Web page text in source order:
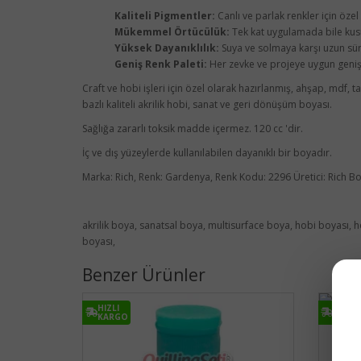
Kaliteli Pigmentler: Canlı ve parlak renkler için
Mükemmel Örtücülük: Tek kat uygulamada bile
Yüksek Dayanıklılık: Suya ve solmaya karşı uzun
Geniş Renk Paleti: Her zevke ve projeye uygun
Craft ve hobi işleri için özel olarak hazırlanmış, ahşap,
bazlı kaliteli akrilik hobi, sanat ve geri dönüşüm boyası.
Sağlığa zararlı toksik madde içermez. 120 cc 'dir.
İç ve dış yüzeylerde kullanılabilen dayanıklı bir boyadır.
Marka: Rich, Renk: Gardenya, Renk Kodu: 2296 Üretici: Rich
akrilik boya, sanatsal boya, multisurface boya, hobi boyası,
boyası,
Benzer Ürünler
HIZLI
KARGO